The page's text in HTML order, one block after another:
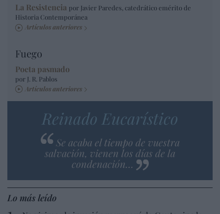
La Resistencia por Javier Paredes, catedrático emérito de
Historia Contemporánea
Artículos anteriores
Fuego
Poeta pasmado
por J. R. Pablos
Artículos anteriores
Reinado Eucarístico
Se acaba el tiempo de vuestra
salvación, vienen los días de la
condenación…
Lo más leído